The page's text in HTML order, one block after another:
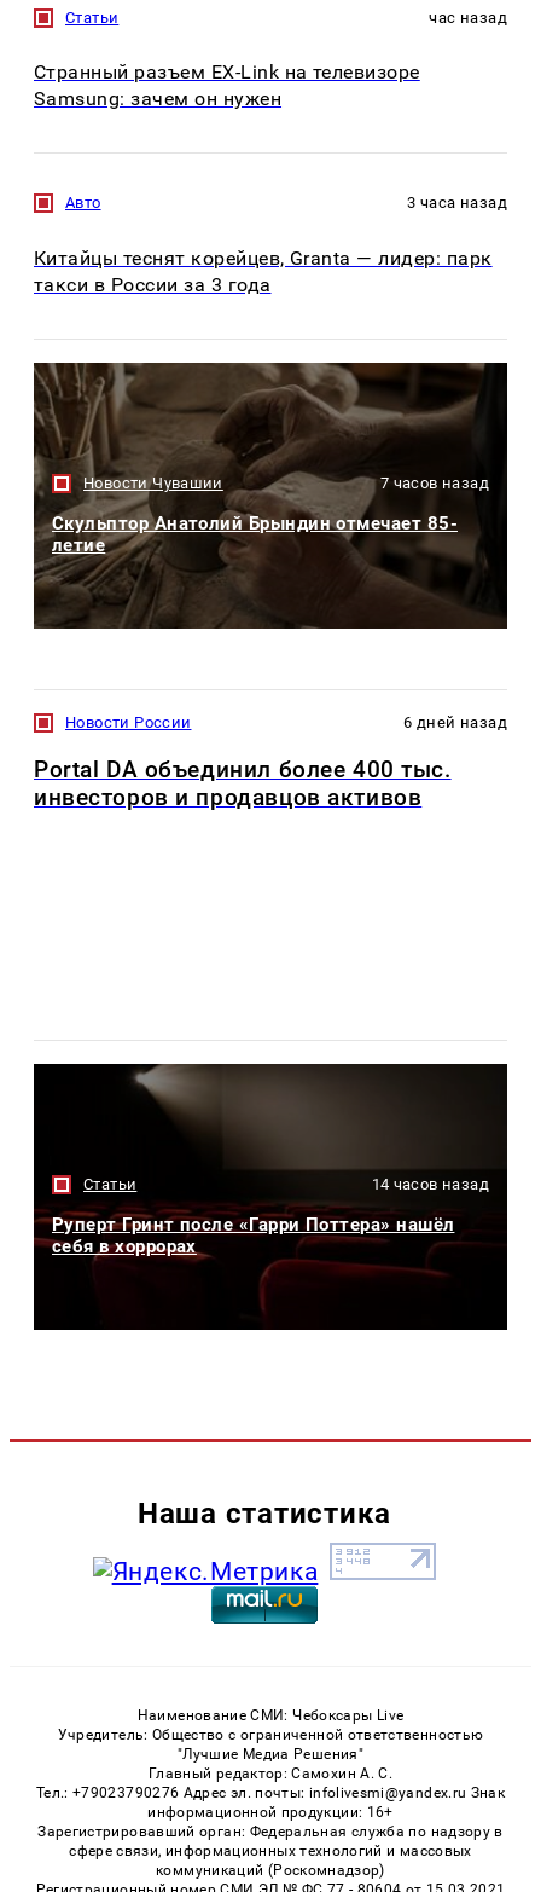
Статьи час назад
Странный разъем EX-Link на телевизоре
Samsung: зачем он нужен
Авто 3 часа назад
Китайцы теснят корейцев, Granta — лидер: парк
такси в России за 3 года
Новости Чувашии 7 часов назад
Скульптор Анатолий Брындин отмечает 85-
летие
Новости России 6 дней назад
Portal DA объединил более 400 тыс.
инвесторов и продавцов активов
Статьи 14 часов назад
Руперт Гринт после «Гарри Поттера» нашёл
себя в хоррорах
Наша статистика
Наименование СМИ: Чебоксары Live
Учредитель: Общество с ограниченной ответственностью
"Лучшие Медиа Решения"
Главный редактор: Самохин А. С.
Тел.: +79023790276 Адрес эл. почты: infolivesmi@yandex.ru Знак
информационной продукции: 16+
Зарегистрировавший орган: Федеральная служба по надзору в
сфере связи, информационных технологий и массовых
коммуникаций (Роскомнадзор)